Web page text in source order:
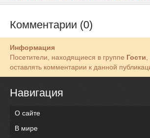
Комментарии (0)
Информация
Посетители, находящиеся в группе Гости
оставлять комментарии к данной
Навигация
О сайте
В мире